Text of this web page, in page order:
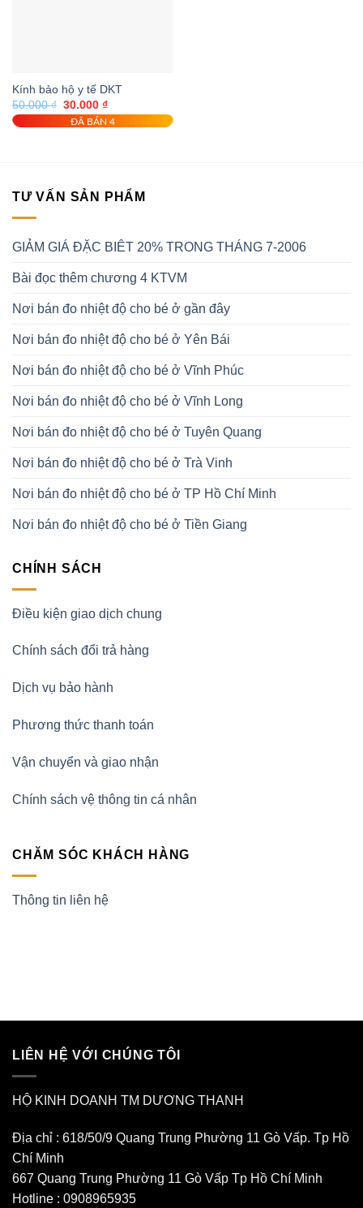
Kính bảo hộ y tế DKT
50.000₫ Giá
gốc
là:
30.000 ₫Giá
hiện
tại
ĐÃ BÁN 4
TƯ VẤN SẢN PHẨM
GIẢM GIÁ ĐẶC BIÊT 20% TRONG THÁNG 7-2006
Bài đọc thêm chương 4 KTVM
Nơi bán đo nhiệt độ cho bé ở gần đây
Nơi bán đo nhiệt độ cho bé ở Yên Bái
Nơi bán đo nhiệt độ cho bé ở Vĩnh Phúc
Nơi bán đo nhiệt độ cho bé ở Vĩnh Long
Nơi bán đo nhiệt độ cho bé ở Tuyên Quang
Nơi bán đo nhiệt độ cho bé ở Trà Vinh
Nơi bán đo nhiệt độ cho bé ở TP Hồ Chí Minh
Nơi bán đo nhiệt độ cho bé ở Tiền Giang
CHÍNH SÁCH
Điều kiện giao dịch chung
Chính sách đổi trả hàng
Dịch vụ bảo hành
Phương thức thanh toán
Vận chuyển và giao nhận
Chính sách vệ thông tin cá nhân
CHĂM SÓC KHÁCH HÀNG
Thông tin liên hệ
LIÊN HỆ VỚI CHÚNG TÔI
HỘ KINH DOANH TM DƯƠNG THANH
Địa chỉ : 618/50/9 Quang Trung Phường 11 Gò Vấp. Tp Hồ
Chí Minh
667 Quang Trung Phường 11 Gò Vấp Tp Hồ Chí Minh
Hotline : 0908965935